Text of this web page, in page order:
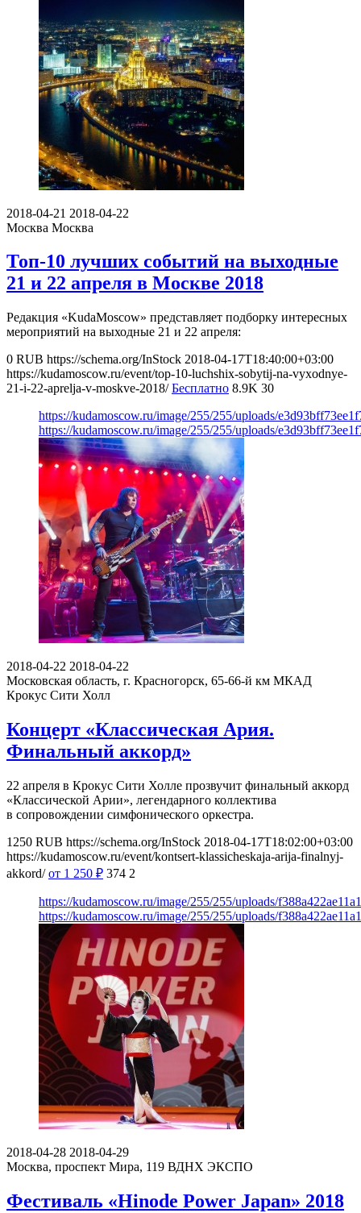
2018-04-21 2018-04-22
Москва Москва
Топ-10 лучших событий на выходные
21 и 22 апреля в Москве 2018
Редакция «KudaMoscow» представляет подборку интересных
мероприятий на выходные 21 и 22 апреля:
0 RUB https://schema.org/InStock 2018-04-17T18:40:00+03:00
https://kudamoscow.ru/event/top-10-luchshix-sobytij-na-vyxodnye-
21-i-22-aprelja-v-moskve-2018/ Бесплатно 8.9K 30
https://kudamoscow.ru/image/255/255/uploads/
https://kudamoscow.ru/image/255/255/uploads/
2018-04-22 2018-04-22
Московская область, г. Красногорск, 65-66-й км МКАД
Крокус Сити Холл
Концерт «Классическая Ария.
Финальный аккорд»
22 апреля в Крокус Сити Холле прозвучит финальный аккорд
«Классической Арии», легендарного коллектива
в сопровождении симфонического оркестра.
1250 RUB https://schema.org/InStock 2018-04-17T18:02:00+03:00
https://kudamoscow.ru/event/kontsert-klassicheskaja-arija-finalnyj-
akkord/ от 1 250 ₽ 374 2
https://kudamoscow.ru/image/255/255/uploads/
https://kudamoscow.ru/image/255/255/uploads/
2018-04-28 2018-04-29
Москва, проспект Мира, 119 ВДНХ ЭКСПО
Фестиваль «Hinode Power Japan» 2018